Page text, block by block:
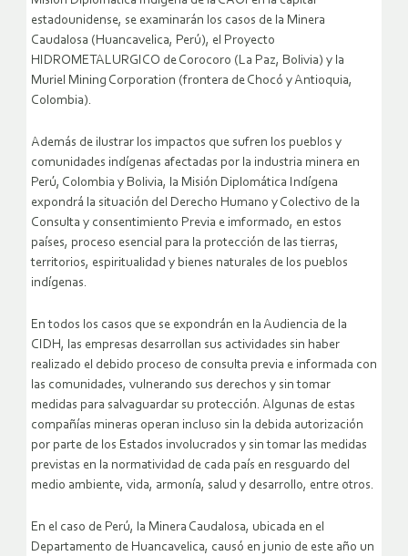
estadounidense, se examinarán los casos de la Minera
Caudalosa (Huancavelica, Perú), el Proyecto
HIDROMETALURGICO de Corocoro (La Paz, Bolivia) y la
Muriel Mining Corporation (frontera de Chocó y Antioquia,
Colombia).
Además de ilustrar los impactos que sufren los pueblos y
comunidades indígenas afectadas por la industria minera en
Perú, Colombia y Bolivia, la Misión Diplomática Indígena
expondrá la situación del Derecho Humano y Colectivo de la
Consulta y consentimiento Previa e imformado, en estos
países, proceso esencial para la protección de las tierras,
territorios, espiritualidad y bienes naturales de los pueblos
indígenas.
En todos los casos que se expondrán en la Audiencia de la
CIDH, las empresas desarrollan sus actividades sin haber
realizado el debido proceso de consulta previa e informada con
las comunidades, vulnerando sus derechos y sin tomar
medidas para salvaguardar su protección. Algunas de estas
compañías mineras operan incluso sin la debida autorización
por parte de los Estados involucrados y sin tomar las medidas
previstas en la normatividad de cada país en resguardo del
medio ambiente, vida, armonía, salud y desarrollo, entre otros.
En el caso de Perú, la Minera Caudalosa, ubicada en el
Departamento de Huancavelica, causó en junio de este año un